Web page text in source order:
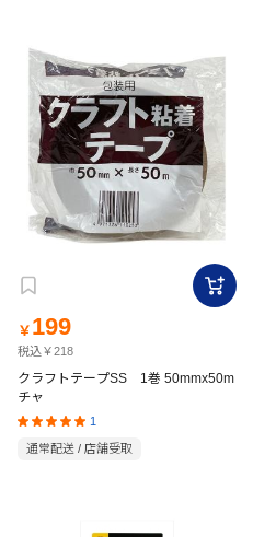
￥ 199
税込￥218
クラフトテープSS 1巻 50mmx50m
チャ
1
通常配送 / 店舗受取